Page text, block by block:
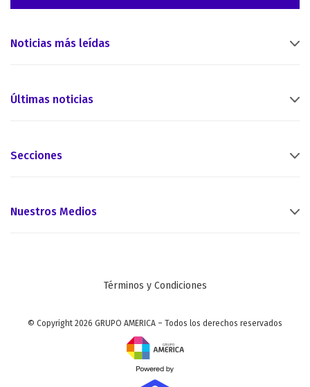
Noticias más leídas
Últimas noticias
Secciones
Nuestros Medios
Términos y Condiciones
© Copyright 2026 GRUPO AMERICA – Todos los derechos reservados